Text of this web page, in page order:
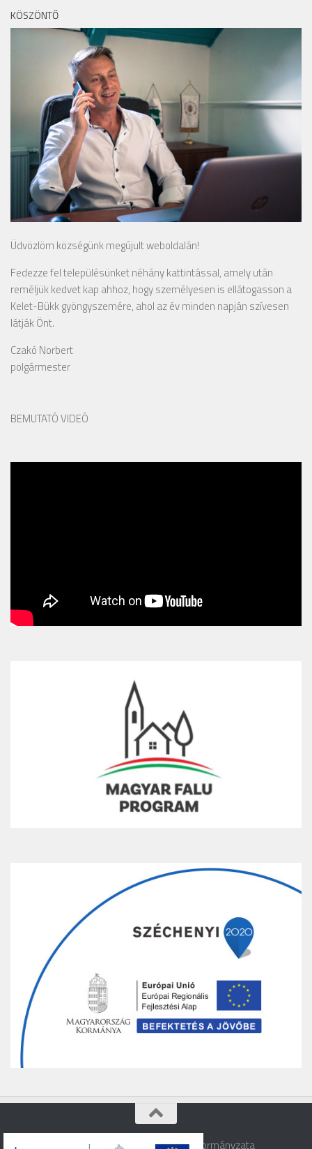
KÖSZÖNTŐ
Üdvözlöm községünk megújult weboldalán!
Fedezze fel településünket néhány kattintással, amely után
reméljük kedvet kap ahhoz, hogy személyesen is ellátogasson a
Kelet-Bükk gyöngyszemére, ahol az év minden napján szívesen
látják Önt.
Czakó Norbert
polgármester
BEMUTATÓ VIDEÓ
Varbó © 2026. Varbó Község Önkormányzata